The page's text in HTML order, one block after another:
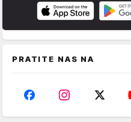
PRATITE NAS NA